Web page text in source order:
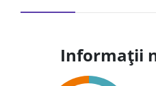
Informații